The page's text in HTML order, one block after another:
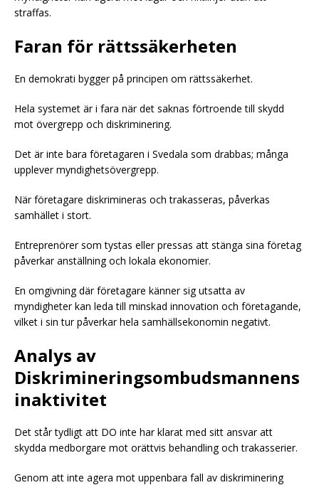
straffas.
Faran för rättssäkerheten
En demokrati bygger på principen om rättssäkerhet.
Hela systemet är i fara när det saknas förtroende till skydd
mot övergrepp och diskriminering.
Det är inte bara företagaren i Svedala som drabbas; många
upplever myndighetsövergrepp.
När företagare diskrimineras och trakasseras, påverkas
samhället i stort.
Entreprenörer som tystas eller pressas att stänga sina företag
påverkar anställning och lokala ekonomier.
En omgivning där företagare känner sig utsatta av
myndigheter kan leda till minskad innovation och företagande,
vilket i sin tur påverkar hela samhällsekonomin negativt.
Analys av
Diskrimineringsombudsmannens
inaktivitet
Det står tydligt att DO inte har klarat med sitt ansvar att
skydda medborgare mot orättvis behandling och trakasserier.
Genom att inte agera mot uppenbara fall av diskriminering